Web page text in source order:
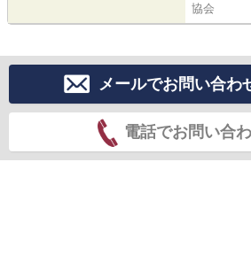
協会
メールでお問い合わ
電話でお問い合